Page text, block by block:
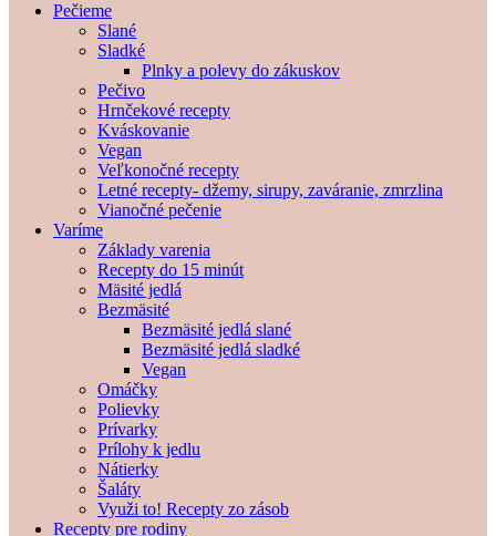
Pečieme
Slané
Sladké
Plnky a polevy do zákuskov
Pečivo
Hrnčekové recepty
Kváskovanie
Vegan
Veľkonočné recepty
Letné recepty- džemy, sirupy, zaváranie, zmrzlina
Vianočné pečenie
Varíme
Základy varenia
Recepty do 15 minút
Mäsité jedlá
Bezmäsité
Bezmäsité jedlá slané
Bezmäsité jedlá sladké
Vegan
Omáčky
Polievky
Prívarky
Prílohy k jedlu
Nátierky
Šaláty
Využi to! Recepty zo zásob
Recepty pre rodiny